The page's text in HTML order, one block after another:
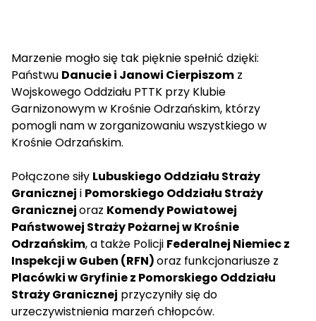
Marzenie mogło się tak pięknie spełnić dzięki:
Państwu Danucie i Janowi Cierpiszom z
Wojskowego Oddziału PTTK przy Klubie
Garnizonowym w Krośnie Odrzańskim, którzy
pomogli nam w zorganizowaniu wszystkiego w
Krośnie Odrzańskim.
Połączone siły Lubuskiego Oddziału Straży
Granicznej i Pomorskiego Oddziału Straży
Granicznejoraz Komendy Powiatowej
Państwowej Straży Pożarnej w Krośnie
Odrzańskim, a także Policji Federalnej Niemiec z
Inspekcji w Guben (RFN)oraz funkcjonariusze z
Placówki w Gryfinie z Pomorskiego Oddziału
Straży Granicznej przyczyniły się do
urzeczywistnienia marzeń chłopców.